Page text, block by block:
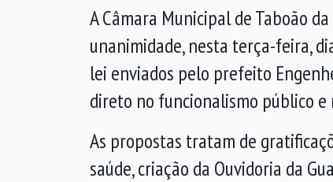
A Câmara Municipal de Taboão
unanimidade, nesta terça-feira,
lei enviados pelo prefeito
direto no funcionalismo público e
As propostas tratam de
saúde, criação da Ouvidoria da